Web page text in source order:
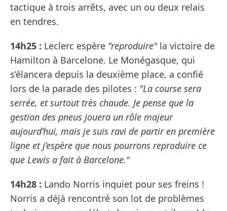
tactique à trois arrêts, avec un ou deux relais
en tendres.
14h25 : Leclerc espère "reproduire"la victoire de
Hamilton à Barcelone. Le Monégasque, qui
s’élancera depuis la deuxième place, a confié
lors de la parade des pilotes : "La course sera
serrée, et surtout très chaude. Je pense que la
gestion des pneus jouera un rôle majeur
aujourd’hui, mais je suis ravi de partir en première
ligne et j’espère que nous pourrons reproduire ce
que Lewis a fait à Barcelone."
14h28 : Lando Norris inquiet pour ses freins !
Norris a déjà rencontré son lot de problèmes